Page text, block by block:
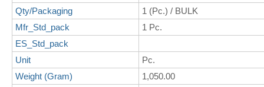
Qty/Packaging
1 (Pc.) / BULK
Mfr_Std_pack
1 Pc.
ES_Std_pack
Unit
Pc.
Weight (Gram)
1,050.00